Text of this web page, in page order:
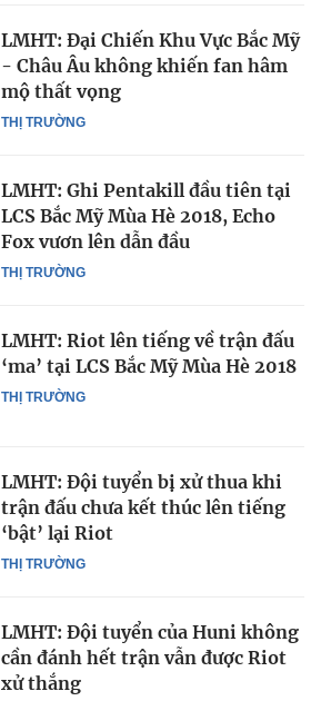
THỊ TRƯỜNG
LMHT: Đại Chiến Khu Vực Bắc Mỹ
- Châu Âu không khiến fan hâm
mộ thất vọng
THỊ TRƯỜNG
LMHT: Ghi Pentakill đầu tiên tại
LCS Bắc Mỹ Mùa Hè 2018, Echo
Fox vươn lên dẫn đầu
THỊ TRƯỜNG
LMHT: Riot lên tiếng về trận đấu
‘ma’ tại LCS Bắc Mỹ Mùa Hè 2018
THỊ TRƯỜNG
LMHT: Đội tuyển bị xử thua khi
trận đấu chưa kết thúc lên tiếng
‘bật’ lại Riot
LMHT: Đội tuyển của Huni không
cần đánh hết trận vẫn được Riot
xử thắng